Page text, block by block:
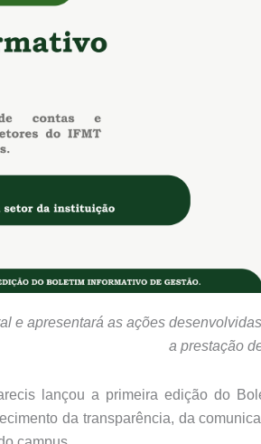
e apresentará as ações
a prestação
lançou a primeira edição do
da transparência, da